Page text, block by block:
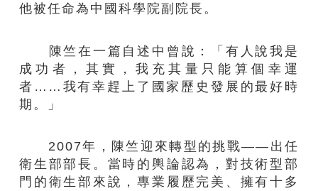
他被任命為中國科學院副院長。
陳竺在一篇自述中曾說：「有人說我是
成功者，其實，我充其量只能算個幸運
者……我有幸趕上了國家歷史發展的最好時
期。」
2007年，陳竺迎來轉型的挑戰——出任
衛生部部長。當時的輿論認為，對技術型部
門的衛生部來說，專業履歷完美、擁有十多